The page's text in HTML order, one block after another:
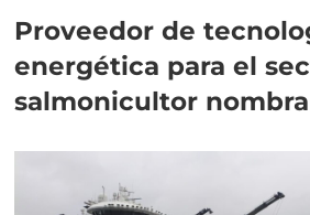
Proveedor de
energética para el
salmonicultor